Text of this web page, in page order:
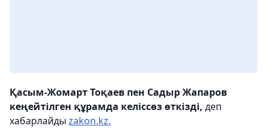
Қасым-Жомарт Тоқаев пен Садыр Жапаров
кеңейтілген құрамда келіссөз өткізді, деп
хабарлайды zakon.kz.